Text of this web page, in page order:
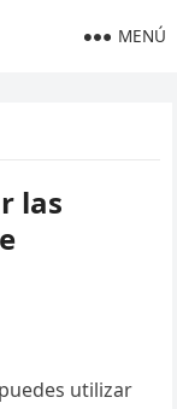
MENÚ
las
utilizar